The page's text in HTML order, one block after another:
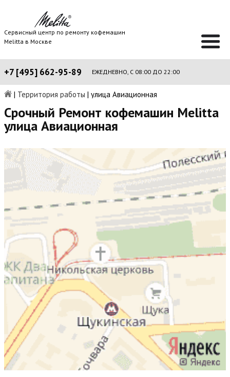
Сервисный центр по ремонту кофемашин
Melitta в Москве
+7 [495] 662-95-89 ЕЖЕДНЕВНО, С 08:00 ДО 22:00
| Территория работы | улица Авиационная
Срочный Ремонт кофемашин Melitta
улица Авиационная